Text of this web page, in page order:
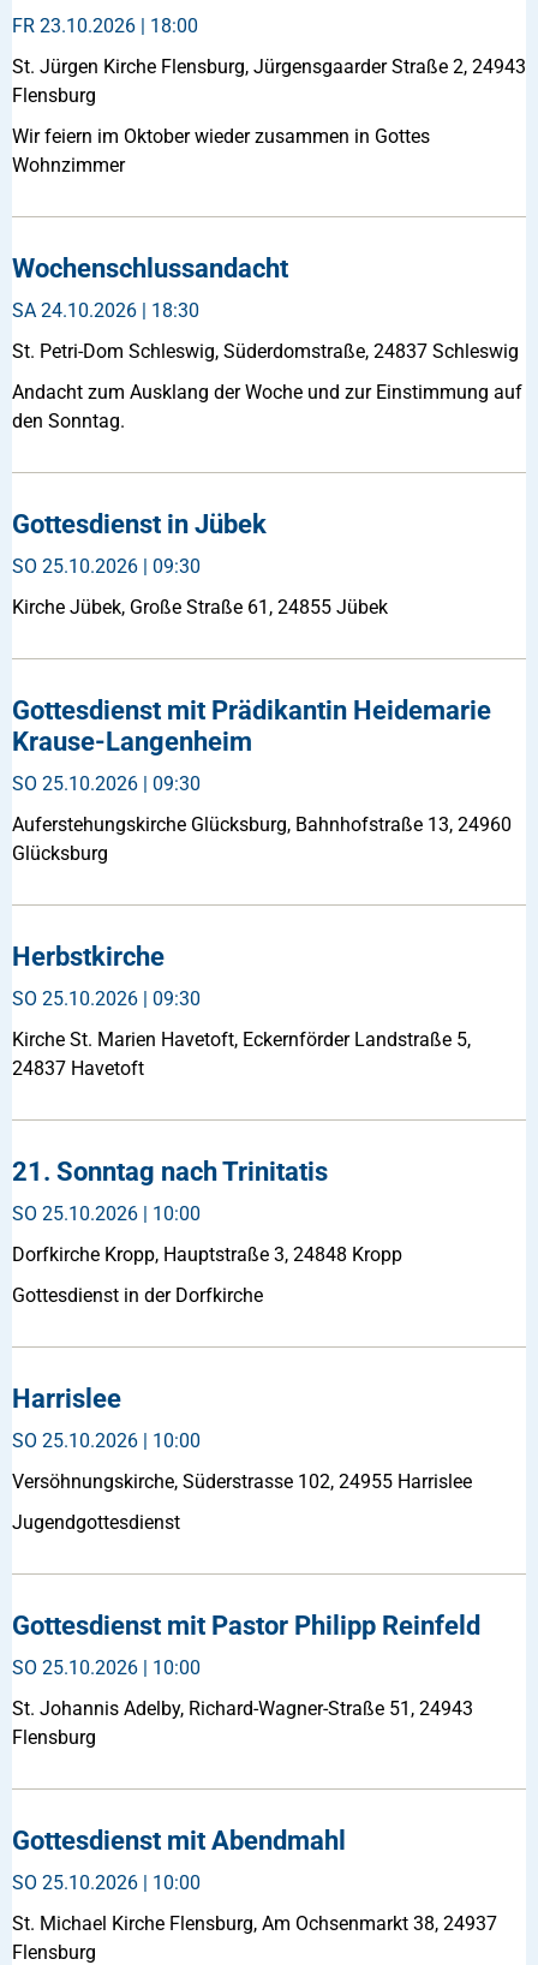
FR 23.10.2026 | 18:00
St. Jürgen Kirche Flensburg, Jürgensgaarder Straße 2, 24943
Flensburg
Wir feiern im Oktober wieder zusammen in Gottes
Wohnzimmer
Wochenschlussandacht
SA 24.10.2026 | 18:30
St. Petri-Dom Schleswig, Süderdomstraße, 24837 Schleswig
Andacht zum Ausklang der Woche und zur Einstimmung auf
den Sonntag.
Gottesdienst in Jübek
SO 25.10.2026 | 09:30
Kirche Jübek, Große Straße 61, 24855 Jübek
Gottesdienst mit Prädikantin Heidemarie
Krause-Langenheim
SO 25.10.2026 | 09:30
Auferstehungskirche Glücksburg, Bahnhofstraße 13, 24960
Glücksburg
Herbstkirche
SO 25.10.2026 | 09:30
Kirche St. Marien Havetoft, Eckernförder Landstraße 5,
24837 Havetoft
21. Sonntag nach Trinitatis
SO 25.10.2026 | 10:00
Dorfkirche Kropp, Hauptstraße 3, 24848 Kropp
Gottesdienst in der Dorfkirche
Harrislee
SO 25.10.2026 | 10:00
Versöhnungskirche, Süderstrasse 102, 24955 Harrislee
Jugendgottesdienst
Gottesdienst mit Pastor Philipp Reinfeld
SO 25.10.2026 | 10:00
St. Johannis Adelby, Richard-Wagner-Straße 51, 24943
Flensburg
Gottesdienst mit Abendmahl
SO 25.10.2026 | 10:00
St. Michael Kirche Flensburg, Am Ochsenmarkt 38, 24937
Flensburg